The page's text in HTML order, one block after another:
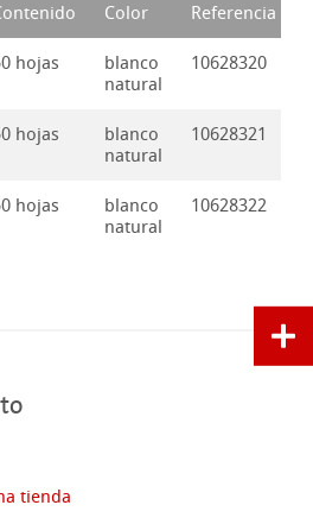
Color Referencia
hojas
blanco
natural
10628320
hojas
blanco
natural
10628321
hojas
blanco
natural
10628322
tienda